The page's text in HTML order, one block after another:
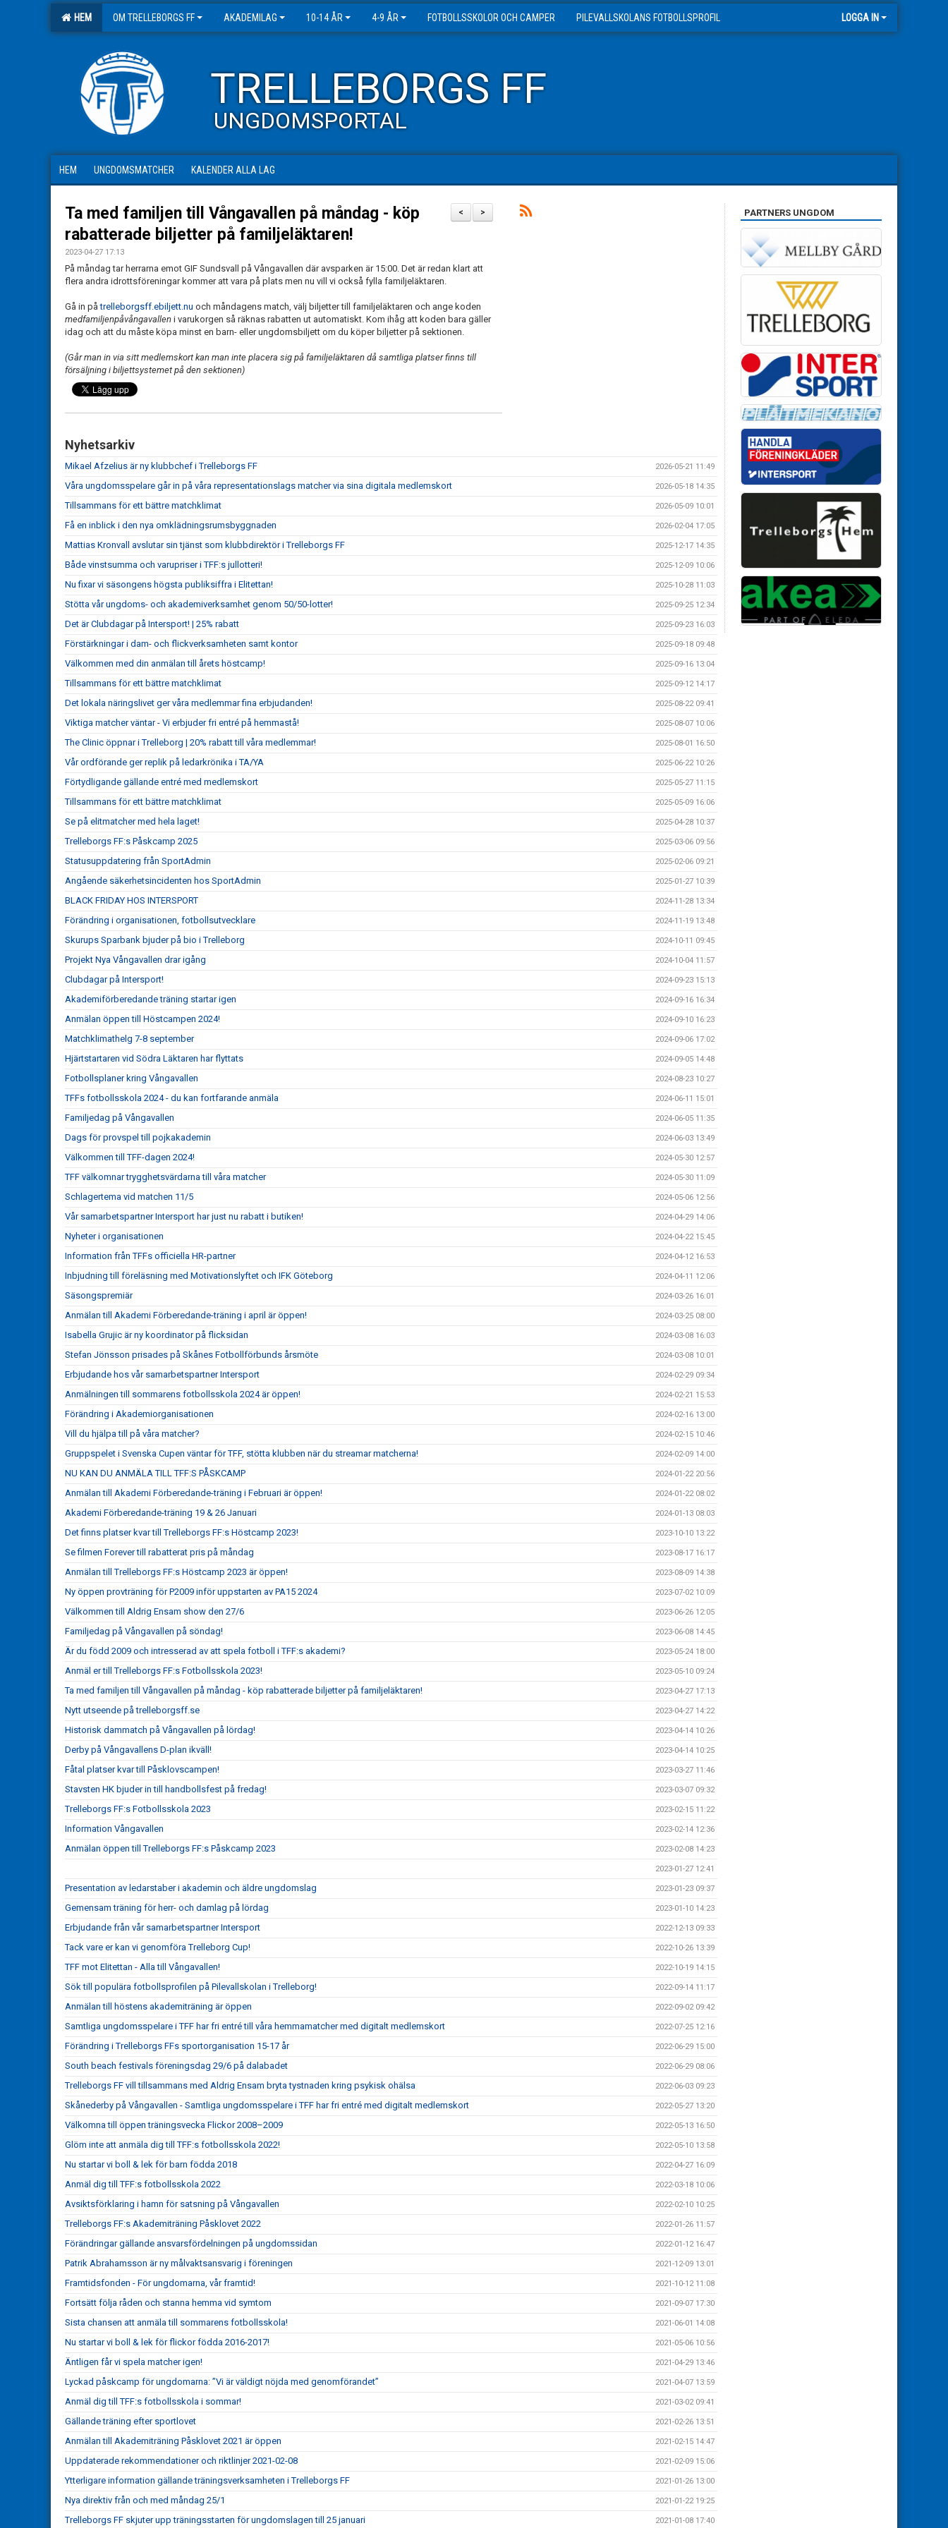
HEM OM TRELLEBORGS FF AKADEMILAG 10-14 ÅR 4-9 ÅR FOTBOLLSSKOLOR OCH CAMPER PILEVALLSKOLANS FOTBOLLSPROFIL LOGGA IN
TRELLEBORGS FF
UNGDOMSPORTAL
HEM UNGDOMSMATCHER KALENDER ALLA LAG
>
<
Ta med familjen till Vångavallen på måndag - köp
rabatterade biljetter på familjeläktaren!
2023-04-27 17:13
På måndag tar herrarna emot GIF Sundsvall på Vångavallen där avsparken är 15:00. Det är redan klart att
flera andra idrottsföreningar kommer att vara på plats men nu vill vi också fylla familjeläktaren.
Gå in påtrelleborgsff.ebiljett.nu och måndagens match, välj biljetter till familjeläktaren och ange koden
medfamiljenpåvångavallen i varukorgen så räknas rabatten ut automatiskt. Kom ihåg att koden bara gäller
idag och att du måste köpa minst en barn- eller ungdomsbiljett om du köper biljetter på sektionen.
(Går man in via sitt medlemskort kan man inte placera sig på familjeläktaren då samtliga platser finns till
försäljning i biljettsystemet på den sektionen)
Nyhetsarkiv
Mikael Afzelius är ny klubbchef i Trelleborgs FF 2026-05-21 11:49
Våra ungdomsspelare går in på våra representationslags matcher via sina digitala medlemskort 2026-05-18 14:35
Tillsammans för ett bättre matchklimat 2026-05-09 10:01
Få en inblick i den nya omklädningsrumsbyggnaden 2026-02-04 17:05
Mattias Kronvall avslutar sin tjänst som klubbdirektör i Trelleborgs FF 2025-12-17 14:35
Både vinstsumma och varupriser i TFF:s jullotteri! 2025-12-09 10:06
Nu fixar vi säsongens högsta publiksiffra i Elitettan! 2025-10-28 11:03
Stötta vår ungdoms- och akademiverksamhet genom 50/50-lotter! 2025-09-25 12:34
Det är Clubdagar på Intersport! | 25% rabatt 2025-09-23 16:03
Förstärkningar i dam- och flickverksamheten samt kontor 2025-09-18 09:48
Välkommen med din anmälan till årets höstcamp! 2025-09-16 13:04
Tillsammans för ett bättre matchklimat 2025-09-12 14:17
Det lokala näringslivet ger våra medlemmar fina erbjudanden! 2025-08-22 09:41
Viktiga matcher väntar - Vi erbjuder fri entré på hemmastå! 2025-08-07 10:06
The Clinic öppnar i Trelleborg | 20% rabatt till våra medlemmar! 2025-08-01 16:50
Vår ordförande ger replik på ledarkrönika i TA/YA 2025-06-22 10:26
Förtydligande gällande entré med medlemskort 2025-05-27 11:15
Tillsammans för ett bättre matchklimat 2025-05-09 16:06
Se på elitmatcher med hela laget! 2025-04-28 10:37
Trelleborgs FF:s Påskcamp 2025 2025-03-06 09:56
Statusuppdatering från SportAdmin 2025-02-06 09:21
Angående säkerhetsincidenten hos SportAdmin 2025-01-27 10:39
BLACK FRIDAY HOS INTERSPORT 2024-11-28 13:34
Förändring i organisationen, fotbollsutvecklare 2024-11-19 13:48
Skurups Sparbank bjuder på bio i Trelleborg 2024-10-11 09:45
Projekt Nya Vångavallen drar igång 2024-10-04 11:57
Clubdagar på Intersport! 2024-09-23 15:13
Akademiförberedande träning startar igen 2024-09-16 16:34
Anmälan öppen till Höstcampen 2024! 2024-09-10 16:23
Matchklimathelg 7-8 september 2024-09-06 17:02
Hjärtstartaren vid Södra Läktaren har flyttats 2024-09-05 14:48
Fotbollsplaner kring Vångavallen 2024-08-23 10:27
TFFs fotbollsskola 2024 - du kan fortfarande anmäla 2024-06-11 15:01
Familjedag på Vångavallen 2024-06-05 11:35
Dags för provspel till pojkakademin 2024-06-03 13:49
Välkommen till TFF-dagen 2024! 2024-05-30 12:57
TFF välkomnar trygghetsvärdarna till våra matcher 2024-05-30 11:09
Schlagertema vid matchen 11/5 2024-05-06 12:56
Vår samarbetspartner Intersport har just nu rabatt i butiken! 2024-04-29 14:06
Nyheter i organisationen 2024-04-22 15:45
Information från TFFs officiella HR-partner 2024-04-12 16:53
Inbjudning till föreläsning med Motivationslyftet och IFK Göteborg 2024-04-11 12:06
Säsongspremiär 2024-03-26 16:01
Anmälan till Akademi Förberedande-träning i april är öppen! 2024-03-25 08:00
Isabella Grujic är ny koordinator på flicksidan 2024-03-08 16:03
Stefan Jönsson prisades på Skånes Fotbollförbunds årsmöte 2024-03-08 10:01
Erbjudande hos vår samarbetspartner Intersport 2024-02-29 09:34
Anmälningen till sommarens fotbollsskola 2024 är öppen! 2024-02-21 15:53
Förändring i Akademiorganisationen 2024-02-16 13:00
Vill du hjälpa till på våra matcher? 2024-02-15 10:46
Gruppspelet i Svenska Cupen väntar för TFF, stötta klubben när du streamar matcherna! 2024-02-09 14:00
NU KAN DU ANMÄLA TILL TFF:S PÅSKCAMP 2024-01-22 20:56
Anmälan till Akademi Förberedande-träning i Februari är öppen! 2024-01-22 08:02
Akademi Förberedande-träning 19 & 26 Januari 2024-01-13 08:03
Det finns platser kvar till Trelleborgs FF:s Höstcamp 2023! 2023-10-10 13:22
Se filmen Forever till rabatterat pris på måndag 2023-08-17 16:17
Anmälan till Trelleborgs FF:s Höstcamp 2023 är öppen! 2023-08-09 14:38
Ny öppen provträning för P2009 inför uppstarten av PA15 2024 2023-07-02 10:09
Välkommen till Aldrig Ensam show den 27/6 2023-06-26 12:05
Familjedag på Vångavallen på söndag! 2023-06-08 14:45
Är du född 2009 och intresserad av att spela fotboll i TFF:s akademi? 2023-05-24 18:00
Anmäl er till Trelleborgs FF:s Fotbollsskola 2023! 2023-05-10 09:24
Ta med familjen till Vångavallen på måndag - köp rabatterade biljetter på familjeläktaren! 2023-04-27 17:13
Nytt utseende på trelleborgsff.se 2023-04-27 14:22
Historisk dammatch på Vångavallen på lördag! 2023-04-14 10:26
Derby på Vångavallens D-plan ikväll! 2023-04-14 10:25
Fåtal platser kvar till Påsklovscampen! 2023-03-27 11:46
Stavsten HK bjuder in till handbollsfest på fredag! 2023-03-07 09:32
Trelleborgs FF:s Fotbollsskola 2023 2023-02-15 11:22
Information Vångavallen 2023-02-14 12:36
Anmälan öppen till Trelleborgs FF:s Påskcamp 2023 2023-02-08 14:23
2023-01-27 12:41
Presentation av ledarstaber i akademin och äldre ungdomslag 2023-01-23 09:37
Gemensam träning för herr- och damlag på lördag 2023-01-10 14:23
Erbjudande från vår samarbetspartner Intersport 2022-12-13 09:33
Tack vare er kan vi genomföra Trelleborg Cup! 2022-10-26 13:39
TFF mot Elitettan - Alla till Vångavallen! 2022-10-19 14:15
Sök till populära fotbollsprofilen på Pilevallskolan i Trelleborg! 2022-09-14 11:17
Anmälan till höstens akademiträning är öppen 2022-09-02 09:42
Samtliga ungdomsspelare i TFF har fri entré till våra hemmamatcher med digitalt medlemskort 2022-07-25 12:16
Förändring i Trelleborgs FFs sportorganisation 15-17 år 2022-06-29 15:00
South beach festivals föreningsdag 29/6 på dalabadet 2022-06-29 08:06
Trelleborgs FF vill tillsammans med Aldrig Ensam bryta tystnaden kring psykisk ohälsa 2022-06-03 09:23
Skånederby på Vångavallen - Samtliga ungdomsspelare i TFF har fri entré med digitalt medlemskort 2022-05-27 13:20
Välkomna till öppen träningsvecka Flickor 2008–2009 2022-05-13 16:50
Glöm inte att anmäla dig till TFF:s fotbollsskola 2022! 2022-05-10 13:58
Nu startar vi boll & lek för barn födda 2018 2022-04-27 16:09
Anmäl dig till TFF:s fotbollsskola 2022 2022-03-18 10:06
Avsiktsförklaring i hamn för satsning på Vångavallen 2022-02-10 10:25
Trelleborgs FF:s Akademiträning Påsklovet 2022 2022-01-26 11:57
Förändringar gällande ansvarsfördelningen på ungdomssidan 2022-01-12 16:47
Patrik Abrahamsson är ny målvaktsansvarig i föreningen 2021-12-09 13:01
Framtidsfonden - För ungdomarna, vår framtid! 2021-10-12 11:08
Fortsätt följa råden och stanna hemma vid symtom 2021-09-07 17:30
Sista chansen att anmäla till sommarens fotbollsskola! 2021-06-01 14:08
Nu startar vi boll & lek för flickor födda 2016-2017! 2021-05-06 10:56
Äntligen får vi spela matcher igen! 2021-04-29 13:46
Lyckad påskcamp för ungdomarna: ”Vi är väldigt nöjda med genomförandet” 2021-04-07 13:59
Anmäl dig till TFF:s fotbollsskola i sommar! 2021-03-02 09:41
Gällande träning efter sportlovet 2021-02-26 13:51
Anmälan till Akademiträning Påsklovet 2021 är öppen 2021-02-15 14:47
Uppdaterade rekommendationer och riktlinjer 2021-02-08 2021-02-09 15:06
Ytterligare information gällande träningsverksamheten i Trelleborgs FF 2021-01-26 13:00
Nya direktiv från och med måndag 25/1 2021-01-22 19:25
Trelleborgs FF skjuter upp träningsstarten för ungdomslagen till 25 januari 2021-01-08 17:40
PARTNERS UNGDOM